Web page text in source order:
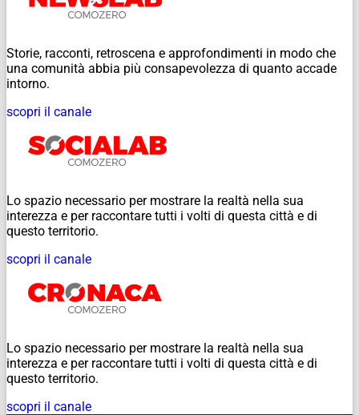
Storie, racconti, retroscena e approfondimenti in modo che
una comunità abbia più consapevolezza di quanto accade
intorno.
scopri il canale
Lo spazio necessario per mostrare la realtà nella sua
interezza e per raccontare tutti i volti di questa città e di
questo territorio.
scopri il canale
Lo spazio necessario per mostrare la realtà nella sua
interezza e per raccontare tutti i volti di questa città e di
questo territorio.
scopri il canale